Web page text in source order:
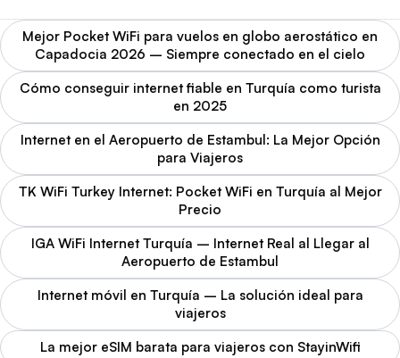
Mejor Pocket WiFi para vuelos en globo aerostático en
Capadocia 2026 – Siempre conectado en el cielo
Cómo conseguir internet fiable en Turquía como turista
en 2025
Internet en el Aeropuerto de Estambul: La Mejor Opción
para Viajeros
TK WiFi Turkey Internet: Pocket WiFi en Turquía al Mejor
Precio
IGA WiFi Internet Turquía – Internet Real al Llegar al
Aeropuerto de Estambul
Internet móvil en Turquía – La solución ideal para
viajeros
La mejor eSIM barata para viajeros con StayinWifi